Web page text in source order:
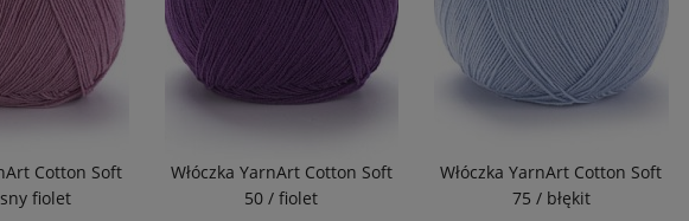
Cotton Soft
fiolet
Włóczka YarnArt Cotton Soft
50 / fiolet
Włóczka YarnArt Cotton Soft
75 / błękit